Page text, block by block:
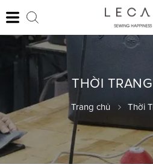
THỜI
Trang chủ Thời